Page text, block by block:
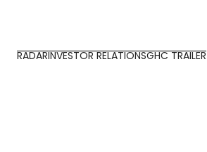
RADARINVESTOR RELATIONSGHC TRAILER